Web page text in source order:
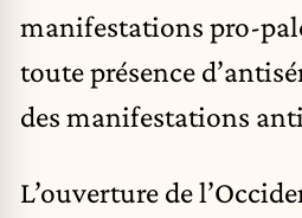
manifestations pro-
toute présence
des manifestations
L’ouverture de